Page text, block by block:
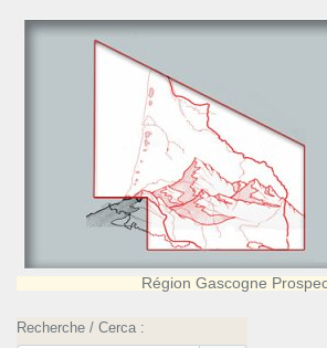
Région Gascogne
Recherche / Cerca :